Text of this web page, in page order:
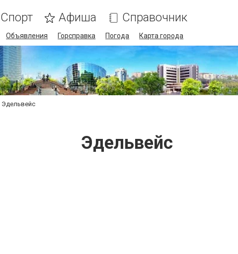
Спорт Афиша Справочник
Объявления Горсправка Погода Карта города
Эдельвейс
Эдельвейс